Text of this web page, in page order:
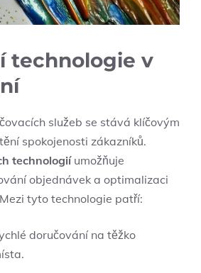
technologie v
služeb se stává klíčovým
spokojenosti zákazníků.
technologiíumožňuje
objednávek a optimalizaci
tyto technologie patří:
doručování na těžko